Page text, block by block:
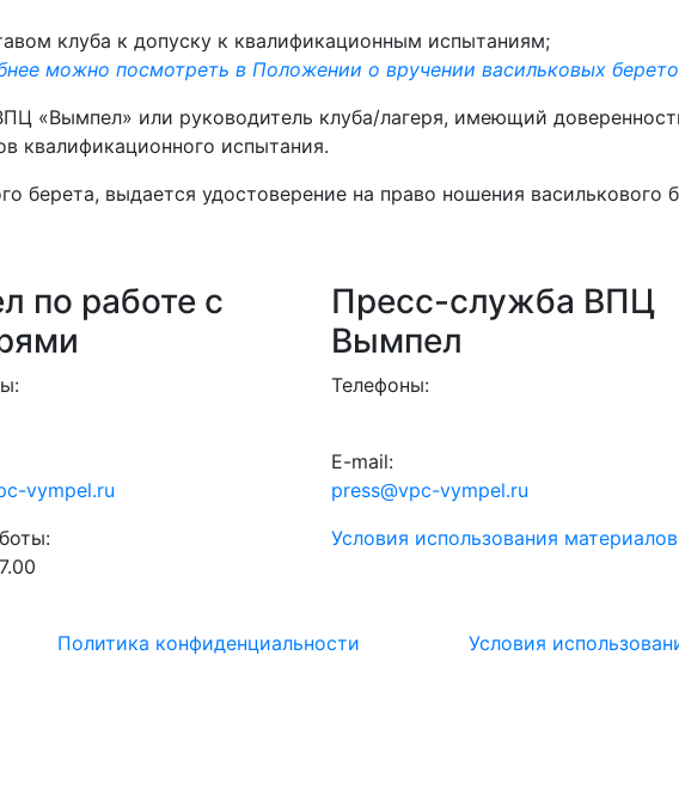
клуба к допуску к квалификационным испытаниям;
можно посмотреть в Положении о вручении васильковых
«Вымпел» или руководитель клуба/лагеря, имеющий
квалификационного испытания.
берета, выдается удостоверение на право ношения василькового
по работе с
vympel.ru
Пресс-служба ВПЦ
Вымпел
Телефоны:
E-mail:
press@vpc-vympel.ru
Условия использования материалов
Политика конфиденциальности Условия